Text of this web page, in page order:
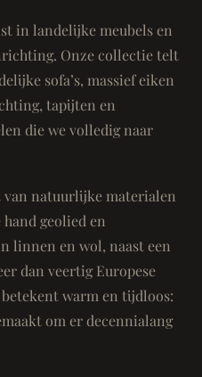
in landelijke meubels en
Onze collectie telt
sofa’s, massief eiken
tapijten en
die we volledig naar
van natuurlijke materialen
geolied en
linnen en wol, naast een
dan veertig Europese
warm en tijdloos:
om er decennialang